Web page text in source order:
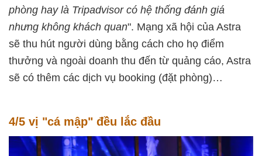
phòng hay là Tripadvisor có hệ thống đánh giá
nhưng không khách quan". Mạng xã hội của Astra
sẽ thu hút người dùng bằng cách cho họ điểm
thưởng và ngoài doanh thu đến từ quảng cáo, Astra
sẽ có thêm các dịch vụ booking (đặt phòng)…
4/5 vị "cá mập" đều lắc đầu